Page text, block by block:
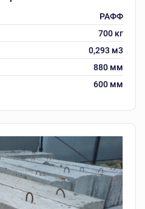
РАФФ
700 кг
0,293 м3
880 мм
600 мм